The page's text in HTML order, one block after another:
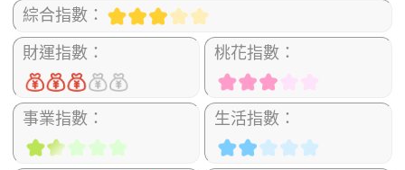
綜合指數：
財運指數： 桃花指數：
事業指數： 生活指數：